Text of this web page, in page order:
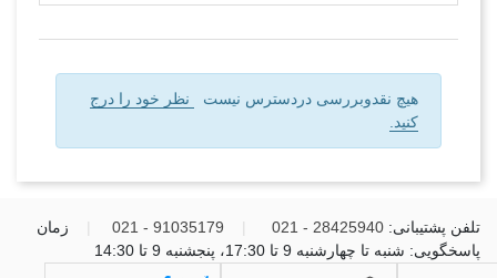
هیچ نقدوبررسی دردسترس نیست
نظر خود را درج
کنید.
تلفن پشتیبانی: 28425940 - 021
91035179 - 021
زمان
پاسخگویی: شنبه تا چهارشنبه 9 تا 17:30، پنجشنبه 9 تا 14:30